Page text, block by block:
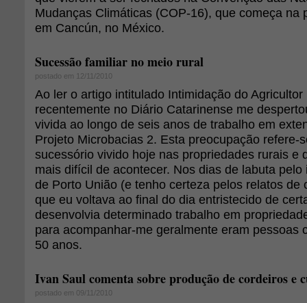
Mudanças Climáticas (COP-16), que começa na
em Cancún, no México.
Sucessão familiar no meio rural
postado em 12/11/2010
Ao ler o artigo intitulado Intimidação do Agricultor
recentemente no Diário Catarinense me
vivida ao longo de seis anos de trabalho em
Projeto Microbacias 2. Esta preocupação refere-
sucessório vivido hoje nas propriedades rurais e
mais difícil de acontecer. Nos dias de labuta
de Porto União (e tenho certeza pelos relatos de
que eu voltava ao final do dia entristecido de
desenvolvia determinado trabalho em
para acompanhar-me geralmente eram pessoas
50 anos.
Ivan Saul comenta sobre produção de cordeiros e
postado em 09/11/2010